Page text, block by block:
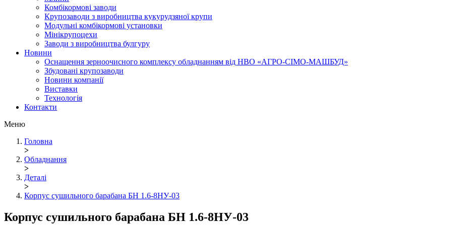
Комбікормові заводи
Крупозаводи з виробництва кукурудзяної крупи
Модульні комбікормові установки
Мінікрупоцехи
Заводи з виробництва булгуру
Новини
Оснащення зерноочисного комплексу обладнанням від НВО «АГРО-СІМО-МАШБУД»
Збудовані крупозаводи
Новини компанії
Виставки
Технологія
Контакти
Меню
Головна
>
Обладнання
>
Деталі
>
Корпус сушильного барабана БН 1.6-8НУ-03
Корпус сушильного барабана БН 1.6-8НУ-03